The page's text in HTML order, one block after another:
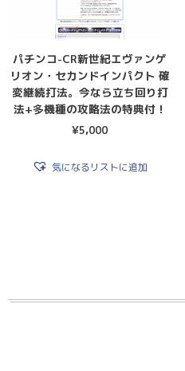
パチンコ-CR新世紀エヴァンゲ
リオン・セカンドインパクト 確
変継続打法。今なら立ち回り打
法+多機種の攻略法の特典付！
¥5,000
気になるリストに追加